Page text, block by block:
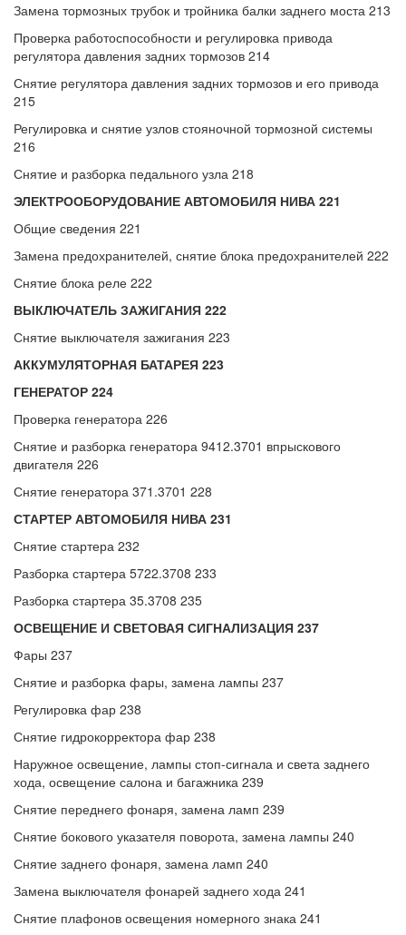
Замена тормозных трубок и тройника балки заднего моста 213
Проверка работоспособности и регулировка привода
регулятора давления задних тормозов 214
Снятие регулятора давления задних тормозов и его привода
215
Регулировка и снятие узлов стояночной тормозной системы
216
Снятие и разборка педального узла 218
ЭЛЕКТРООБОРУДОВАНИЕ АВТОМОБИЛЯ НИВА 221
Общие сведения 221
Замена предохранителей, снятие блока предохранителей 222
Снятие блока реле 222
ВЫКЛЮЧАТЕЛЬ ЗАЖИГАНИЯ 222
Снятие выключателя зажигания 223
АККУМУЛЯТОРНАЯ БАТАРЕЯ 223
ГЕНЕРАТОР 224
Проверка генератора 226
Снятие и разборка генератора 9412.3701 впрыскового
двигателя 226
Снятие генератора 371.3701 228
СТАРТЕР АВТОМОБИЛЯ НИВА 231
Снятие стартера 232
Разборка стартера 5722.3708 233
Разборка стартера 35.3708 235
ОСВЕЩЕНИЕ И СВЕТОВАЯ СИГНАЛИЗАЦИЯ 237
Фары 237
Снятие и разборка фары, замена лампы 237
Регулировка фар 238
Снятие гидрокорректора фар 238
Наружное освещение, лампы стоп-сигнала и света заднего
хода, освещение салона и багажника 239
Снятие переднего фонаря, замена ламп 239
Снятие бокового указателя поворота, замена лампы 240
Снятие заднего фонаря, замена ламп 240
Замена выключателя фонарей заднего хода 241
Снятие плафонов освещения номерного знака 241